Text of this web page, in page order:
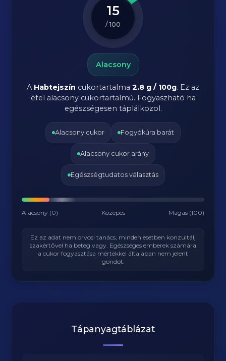
15
/ 100
Alacsony
A Habtejszín cukortartalma 2.8 g / 100g. Ez az
étel alacsony cukortartalmú. Fogyaszható ha
egészségesen táplálkozol.
Alacsony cukor Fogyókúra barát
Alacsony cukor arány
Egészségtudatos választás
Alacsony (0) Közepes Magas (100)
Ez az adat nem orvosi tanács, minden esetben konzultálj
szakértővel ha beteg vagy. Egészséges emberek számára
a cukor fogyasztása mértékkel általában nem jelent
gondot.
Tápanyagtáblázat